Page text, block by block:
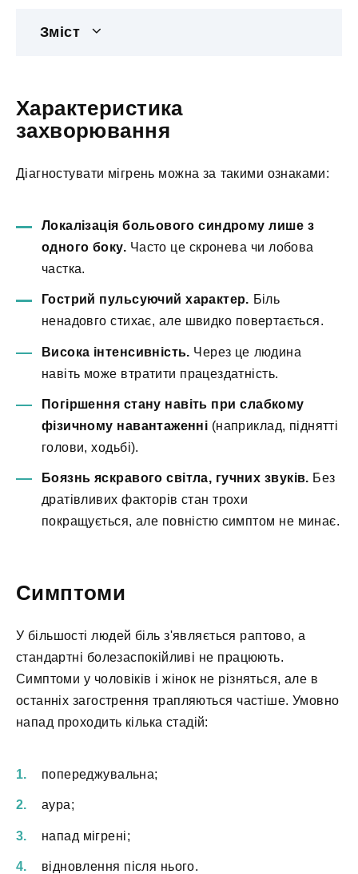
Зміст
Характеристика
захворювання
Діагностувати мігрень можна за такими ознаками:
Локалізація больового синдрому лише з
одного боку. Часто це скронева чи лобова
частка.
Гострий пульсуючий характер. Біль
ненадовго стихає, але швидко повертається.
Висока інтенсивність. Через це людина
навіть може втратити працездатність.
Погіршення стану навіть при слабкому
фізичному навантаженні (наприклад, піднятті
голови, ходьбі).
Боязнь яскравого світла, гучних звуків. Без
дратівливих факторів стан трохи
покращується, але повністю симптом не минає.
Симптоми
У більшості людей біль з'являється раптово, а
стандартні болезаспокійливі не працюють.
Симптоми у чоловіків і жінок не різняться, але в
останніх загострення трапляються частіше. Умовно
напад проходить кілька стадій:
попереджувальна;
аура;
напад мігрені;
відновлення після нього.